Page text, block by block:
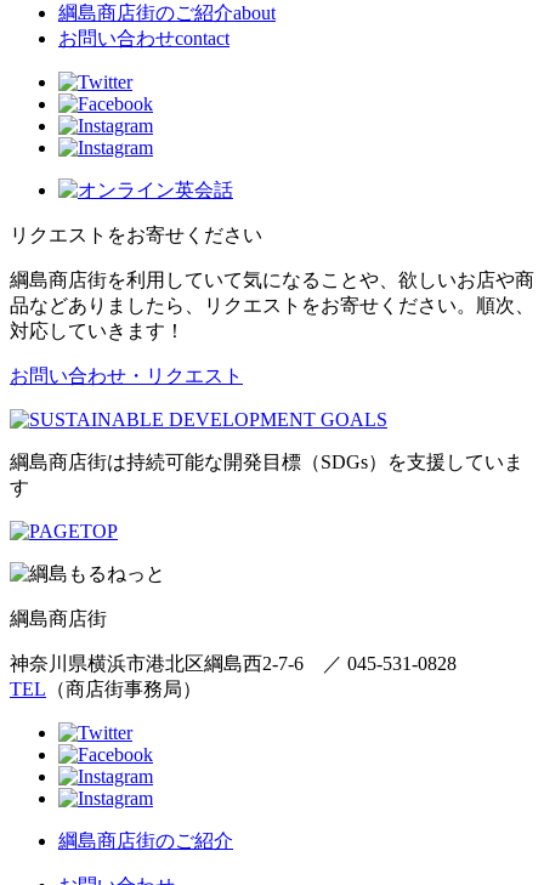
綱島商店街のご紹介about
お問い合わせcontact
リクエストをお寄せください
綱島商店街を利用していて気になることや、欲しいお店や商
品などありましたら、リクエストをお寄せください。順次、
対応していきます！
お問い合わせ・リクエスト
綱島商店街は持続可能な開発目標（SDGs）を支援していま
す
綱島商店街
神奈川県横浜市港北区綱島西2-7-6 ／ 045-531-0828
TEL （商店街事務局）
綱島商店街のご紹介